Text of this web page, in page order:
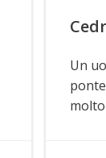
Un